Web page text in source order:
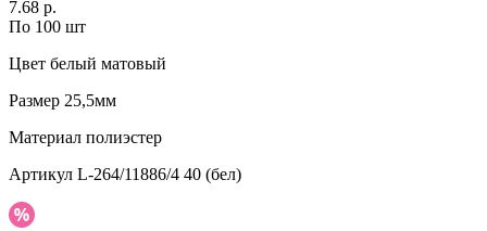
7.68 р.
По 100 шт
Цвет белый матовый
Размер 25,5мм
Материал полиэстер
Артикул L-264/11886/4 40 (бел)